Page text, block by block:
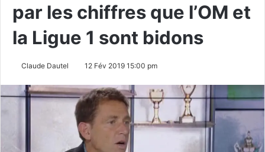
par les chiffres que l’OM et
la Ligue 1 sont bidons
Claude Dautel 12 Fév 2019 15:00 pm